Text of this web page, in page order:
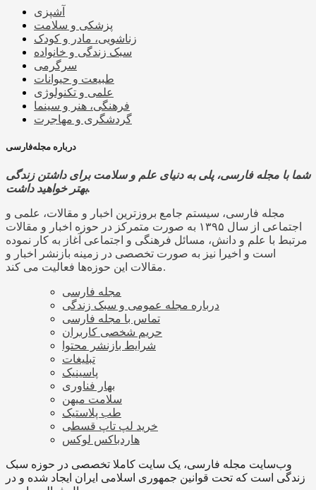
آشپزی
پزشکی و سلامت
زناشویی، مادر و کودک
سبک زندگی و خانواده
سرگرمی
طبیعت و حیوانات
علمی و تکنولوژی
فرهنگی، هنر و سینما
گردشگری و مهاجرت
درباره مجله‌فارسی
شما با مجله فارسی، پلی به دنیای علم و سلامت برای داشتن زندگی
بهتر خواهید داشت.
مجله فارسی، سیستم جامع بروزترین اخبار و مقالات، علمی و
اجتماعی از سال ۱۳۹۵ به صورت متمرکز در حوزه اخبار و مقالات
مرتبط با علم و دانش، مسائل فرهنگی و اجتماعی آغاز به کار نموده
است و اخیرا نیز به صورت تخصصی در زمینه بازنشر اخبار و
مقالات این حوزه‌ها فعالیت می کند.
مجله فارسی
درباره مجله عمومی و سبک زندگی
تماس با مجله فارسی
حریم شخصی کاربران
شرایط بازنشر محتوا
تبلیغات
پاسینیک
بهار فناوری
سلامت میهن
طب پلاستیک
خرید لپ تاپ قسطی
هاردباکس لوکس
وب‌سایت مجله فارسی، یک سایت کاملا تخصصی در حوزه سبک
زندگی است که تحت قوانین جمهوری اسلامی ایران ایجاد شده و در